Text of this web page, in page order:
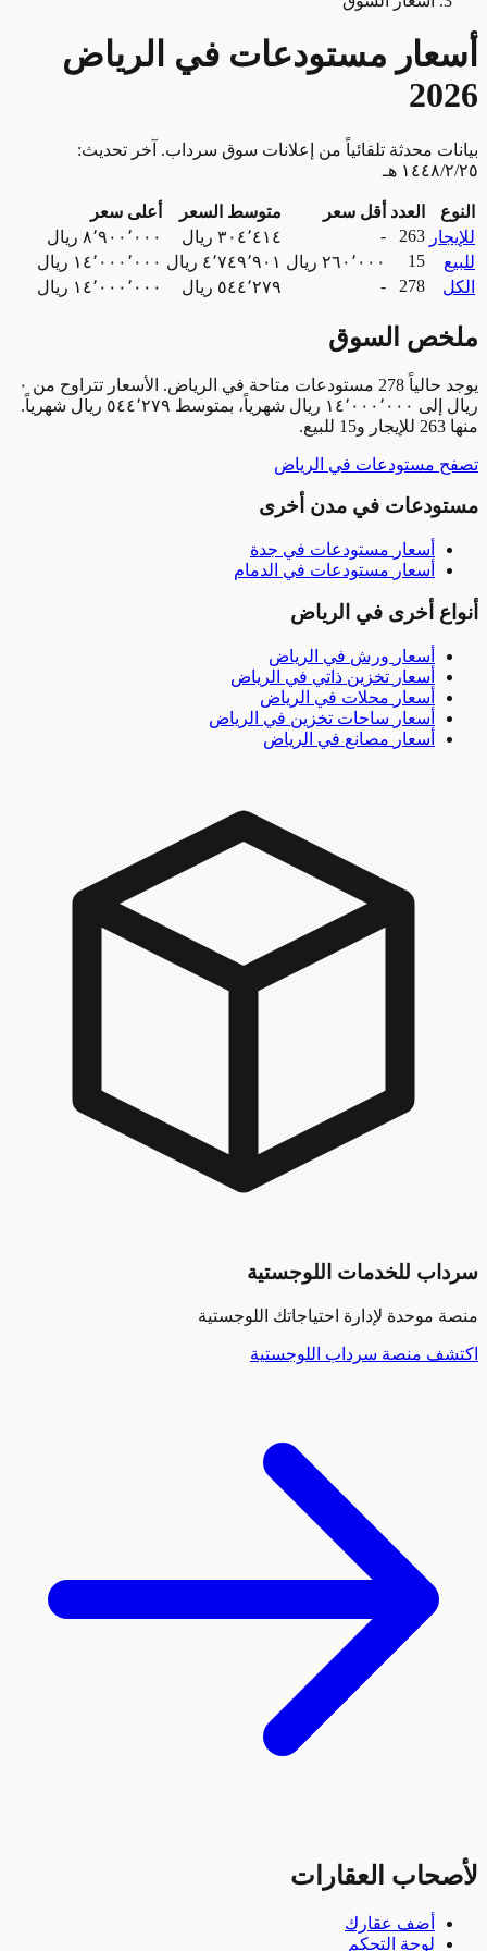
مستودعات في الرياض
محدثة تلقائياً من إعلانات سوق سرداب. آخر تحديث:
العدد أقل سعر متوسط السعر
أعلى سعر
263
- ٣٠٤٬٤١٤ ريال
٨٬٩٠٠٬٠٠٠ ريال
15
٢٦٠٬٠٠٠ ريال ٤٬٧٤٩٬٩٠١ ريال
١٤٬٠٠٠٬٠٠٠ ريال
278
- ٥٤٤٬٢٧٩ ريال ١٤٬٠٠٠٬٠٠٠ ريال
السوق
يوجد حالياً 278 مستودعات متاحة في الرياض. الأسعار تتراوح من ٠
ريال إلى ١٤٬٠٠٠٬٠٠٠ ريال شهرياً، بمتوسط ٥٤٤٬٢٧٩ ريال شهرياً.
مستودعات في الرياض
في مدن أخرى
أسعار مستودعات في جدة
أسعار
مستودعات في الدمام
أخرى في الرياض
أسعار ورش في الرياض
أسعار
تخزين ذاتي في الرياض
أسعار
محلات في الرياض
أسعار
ساحات تخزين في الرياض
أسعار
مصانع في الرياض
للخدمات اللوجستية
لإدارة احتياجاتك اللوجستية
منصة سرداب اللوجستية
العقارات
أضف عقارك
لوحة التحكم